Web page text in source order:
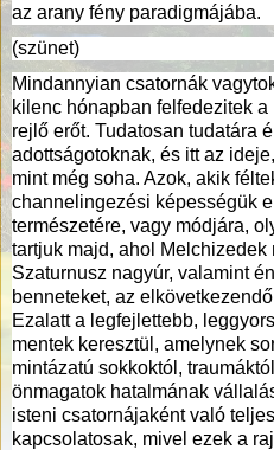
az arany fény paradigmájába.
(szünet)
Mindannyian csatornák
kilenc hónapban felfedezitek
rejlő erőt. Tudatosan tudatára
adottságotoknak, és itt az
mint még soha. Azok, akik
channelingezési képességük
természetére, vagy módjára,
tartjuk majd, ahol Melchizedek
Szaturnusz nagyúr, valamint
benneteket, az
Ezalatt a legfejlettebb,
mentek keresztül, amelynek
mintázatú sokkoktól,
önmagatok hatalmának
isteni csatornájaként való
kapcsolatosak, mivel ezek a